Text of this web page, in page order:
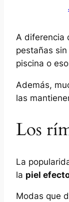
A diferencia
pestañas
piscina o
Además,
las
Los
La
la piel
Modas que